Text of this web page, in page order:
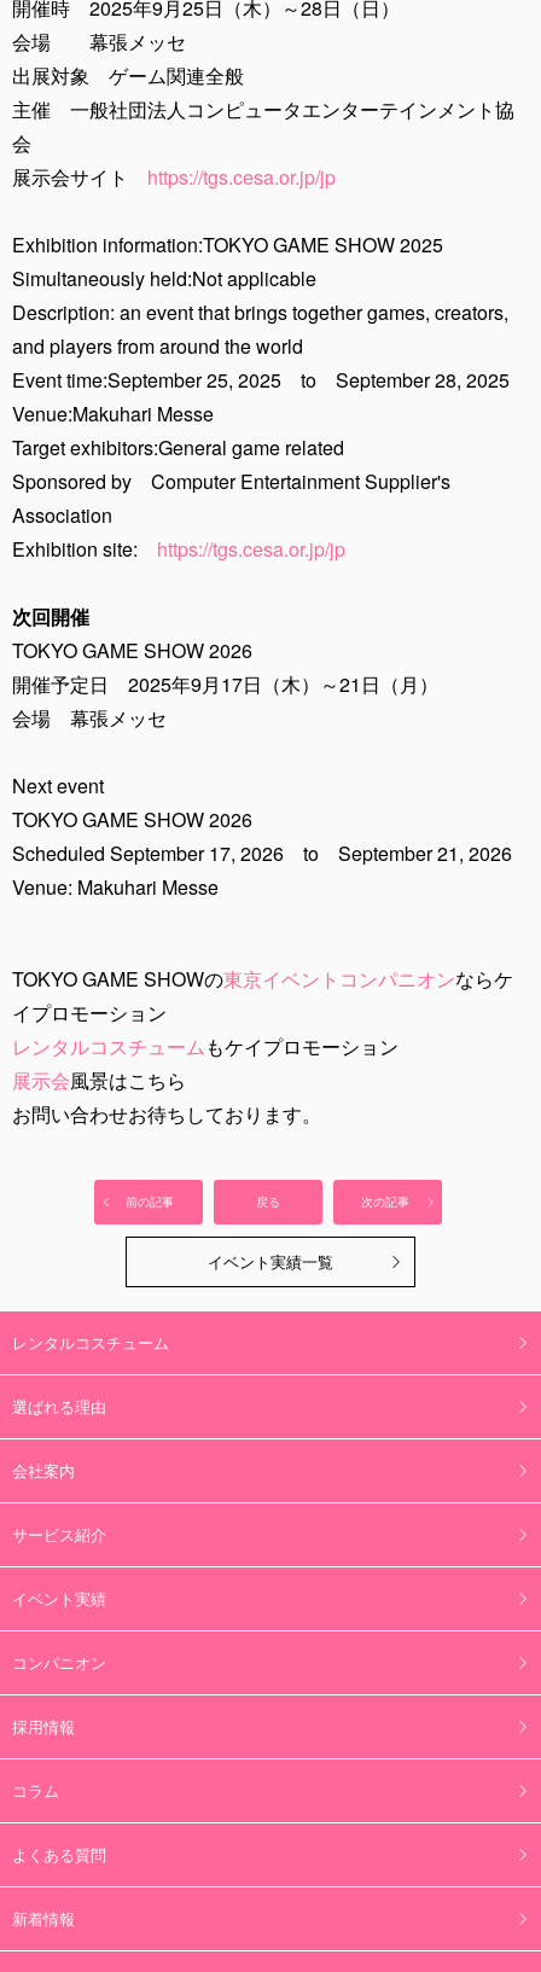
開催時 2025年9月25日（木）～28日（日）
会場 幕張メッセ
出展対象 ゲーム関連全般
主催 一般社団法人コンピュータエンターテインメント協
会
展示会サイト https://tgs.cesa.or.jp/jp
Exhibition information:TOKYO GAME SHOW 2025
Simultaneously held:Not applicable
Description: an event that brings together games, creators,
and players from around the world
Event time:September 25, 2025 to September 28, 2025
Venue:Makuhari Messe
Target exhibitors:General game related
Sponsored by Computer Entertainment Supplier's
Association
Exhibition site: https://tgs.cesa.or.jp/jp
次回開催
TOKYO GAME SHOW 2026
開催予定日 2025年9月17日（木）～21日（月）
会場 幕張メッセ
Next event
TOKYO GAME SHOW 2026
Scheduled September 17, 2026 to September 21, 2026
Venue: Makuhari Messe
TOKYO GAME SHOWの東京イベントコンパニオンならケ
イプロモーション
レンタルコスチュームもケイプロモーション
展示会風景はこちら
お問い合わせお待ちしております。
前の記事 戻る 次の記事
イベント実績一覧
レンタルコスチューム
選ばれる理由
会社案内
サービス紹介
イベント実績
コンパニオン
採用情報
コラム
よくある質問
新着情報